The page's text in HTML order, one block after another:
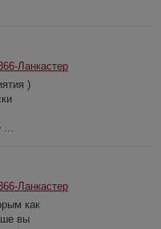
Ланкастер
)
Ланкастер
как
вы